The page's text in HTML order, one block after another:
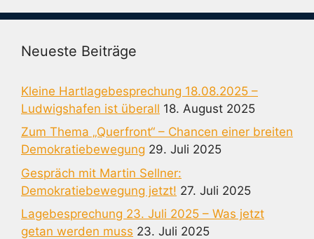
Neueste Beiträge
Kleine Hartlagebesprechung 18.08.2025 –
Ludwigshafen ist überall 18. August 2025
Zum Thema „Querfront“ – Chancen einer breiten
Demokratiebewegung 29. Juli 2025
Gespräch mit Martin Sellner:
Demokratiebewegung jetzt! 27. Juli 2025
Lagebesprechung 23. Juli 2025 – Was jetzt
getan werden muss 23. Juli 2025